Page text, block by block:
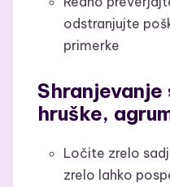
odstranjujte
primerke
hruške,
Ločite zrelo
zrelo lahko